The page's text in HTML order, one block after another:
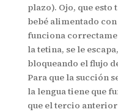
plazo). Ojo, que esto
bebé alimentado
funciona
la tetina, se le
bloqueando el flujo
Para que la succión
la lengua tiene que
que el tercio